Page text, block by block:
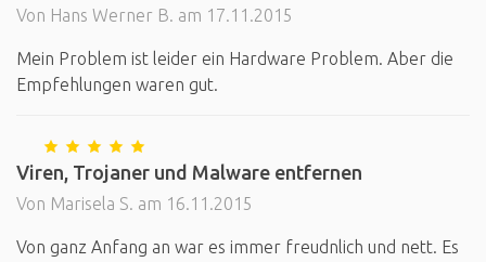
Von Hans Werner B. am 17.11.2015
Mein Problem ist leider ein Hardware Problem. Aber die
Empfehlungen waren gut.
Viren, Trojaner und Malware entfernen
Von Marisela S. am 16.11.2015
Von ganz Anfang an war es immer freudnlich und nett. Es